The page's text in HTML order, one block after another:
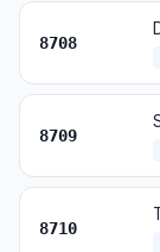
8708
8709
8710